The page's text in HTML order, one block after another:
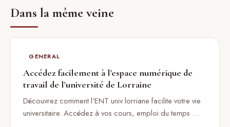
Dans la même veine
GENERAL
Accédez facilement à l'espace numérique de
travail de l'université de Lorraine
Découvrez comment l'ENT univ lorriane facilite votre vie
universitaire. Accédez à vos cours, emploi du temps …